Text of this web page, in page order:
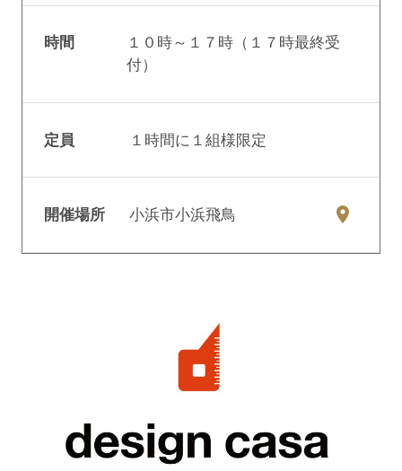
時間
１０時～１７時（１７時最終受
付）
定員 １時間に１組様限定
開催場所 小浜市小浜飛鳥